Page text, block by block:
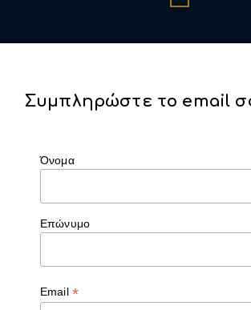
Συμπληρώστε τo email
Όνομα
Επώνυμο
Email *